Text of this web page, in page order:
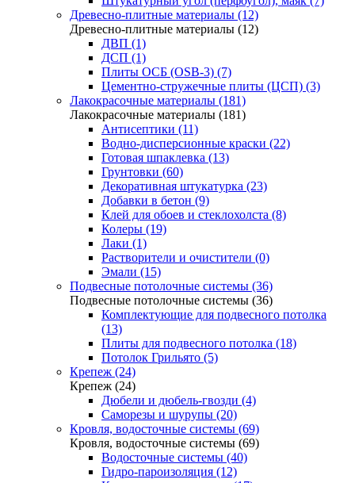
Древесно-плитные материалы (12)
Древесно-плитные материалы (12)
ДВП (1)
ДСП (1)
Плиты ОСБ (OSB-3) (7)
Цементно-стружечные плиты (ЦСП) (3)
Лакокрасочные материалы (181)
Лакокрасочные материалы (181)
Антисептики (11)
Водно-дисперсионные краски (22)
Готовая шпаклевка (13)
Грунтовки (60)
Декоративная штукатурка (23)
Добавки в бетон (9)
Клей для обоев и стеклохолста (8)
Колеры (19)
Лаки (1)
Растворители и очистители (0)
Эмали (15)
Подвесные потолочные системы (36)
Подвесные потолочные системы (36)
Комплектующие для подвесного потолка
(13)
Плиты для подвесного потолка (18)
Потолок Грильято (5)
Крепеж (24)
Крепеж (24)
Дюбели и дюбель-гвозди (4)
Саморезы и шурупы (20)
Кровля, водосточные системы (69)
Кровля, водосточные системы (69)
Водосточные системы (40)
Гидро-пароизоляция (12)